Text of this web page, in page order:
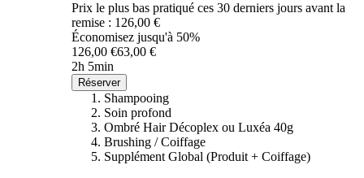
Prix le plus bas pratiqué ces 30 derniers jours avant la
remise : 126,00 €
Économisez jusqu'à 50%
126,00 €63,00 €
2h 5min
Réserver
Shampooing
Soin profond
Ombré Hair Décoplex ou Luxéa 40g
Brushing / Coiffage
Supplément Global (Produit + Coiffage)